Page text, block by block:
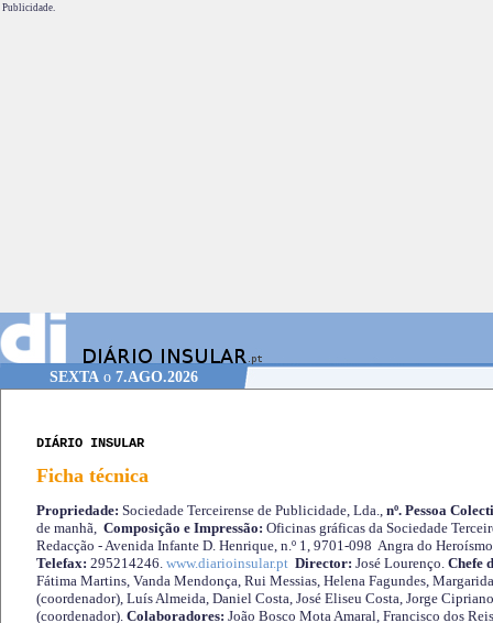
Publicidade.
SEXTA o 7.AGO.2026
DIÁRIO INSULAR
Ficha técnica
Propriedade: Sociedade Terceirense de Publicidade, Lda., nº. Pessoa
de manhã, Composição e Impressão: Oficinas gráficas da Sociedade
Redacção - Avenida Infante D. Henrique, n.º 1, 9701-098 Angra do
Telefax: 295214246. www.diarioinsular.pt Director: José Lourenço. Chefe
Fátima Martins, Vanda Mendonça, Rui Messias, Helena Fagundes,
(coordenador), Luís Almeida, Daniel Costa, José Eliseu Costa, Jorge
(coordenador). Colaboradores: João Bosco Mota Amaral, Francisco dos